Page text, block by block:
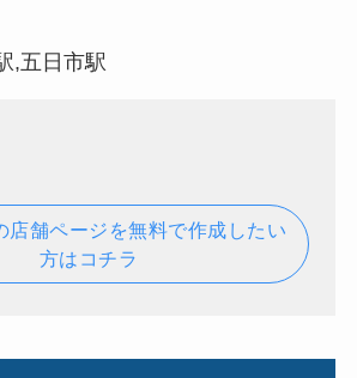
,五日市駅
店舗ページを無料で作成したい
方はコチラ